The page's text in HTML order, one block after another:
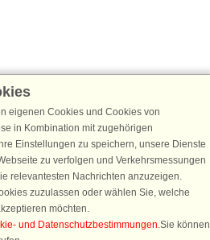
Fans an
von 25 €für Ihren nächsten
einfach für den DanCenter Newsletter
Angebote, Gewinnspiele und
eigenen Cookies und Cookies von
in Kombination mit zugehörigen
Einstellungen zu speichern, unsere Dienste
zu verfolgen und Verkehrsmessungen
relevantesten Nachrichten anzuzeigen.
zuzulassen oder wählen Sie, welche
möchten.
und Datenschutzbestimmungen.Sie können